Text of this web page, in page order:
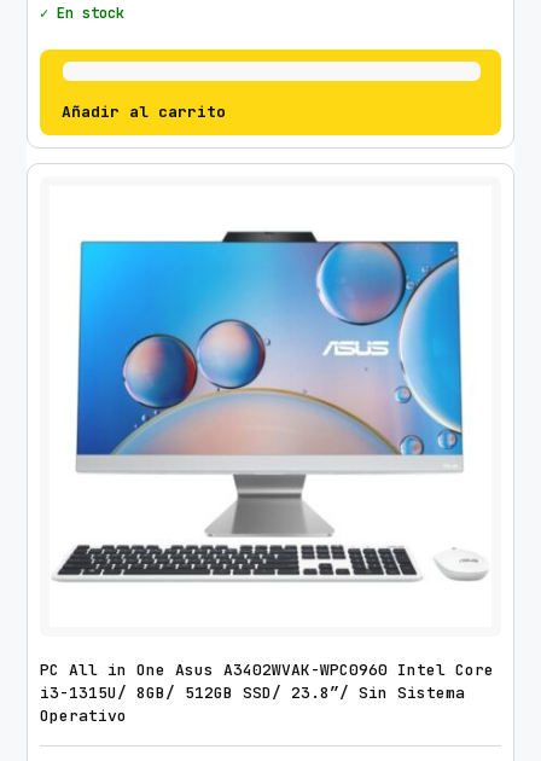
✓ En stock
Añadir al carrito
PC All in One Asus A3402WVAK-WPC0960 Intel Core
i3-1315U/ 8GB/ 512GB SSD/ 23.8″/ Sin Sistema
Operativo